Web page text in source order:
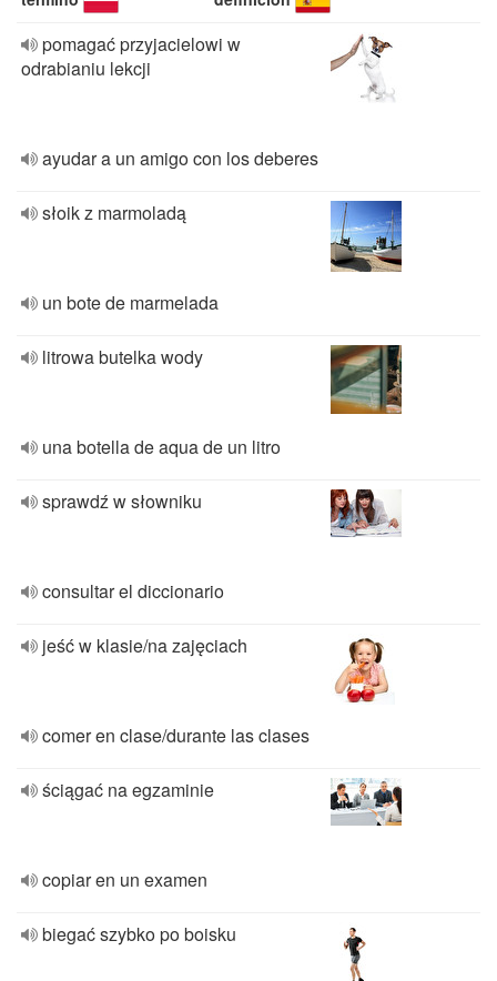
pomagać przyjacielowi w
odrabianiu lekcji
ayudar a un amigo con los deberes
słoik z marmoladą
un bote de marmelada
litrowa butelka wody
una botella de aqua de un litro
sprawdź w słowniku
consultar el diccionario
jeść w klasie/na zajęciach
comer en clase/durante las clases
ściągać na egzaminie
copiar en un examen
biegać szybko po boisku